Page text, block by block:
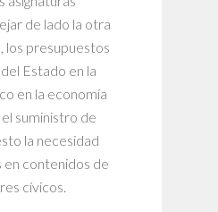
de lado la otra
los presupuestos
Estado en la
en la economía
suministro de
la necesidad
en contenidos de
cívicos.